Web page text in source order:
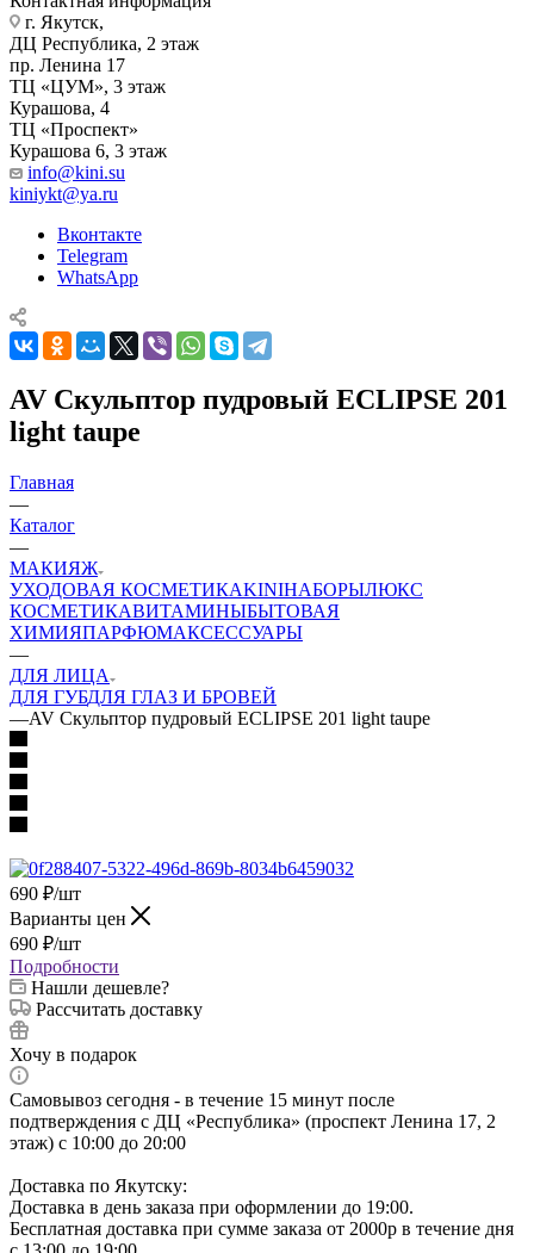
г. Якутск, ​‌
ДЦ Республика, 2 этаж
‌‌пр. Ленина 17
‌ТЦ «ЦУМ», 3 этаж
‌Курашова, 4
ТЦ «Проспект»
Курашова 6, 3 этаж
info@kini.su
kiniykt@ya.ru
Вконтакте
Telegram
WhatsApp
AV Скульптор пудровый ECLIPSE 201
light taupe
Главная
—
Каталог
—
МАКИЯЖ
УХОДОВАЯ КОСМЕТИКАKINIНАБОРЫЛЮКС
КОСМЕТИКАВИТАМИНЫБЫТОВАЯ
ХИМИЯПАРФЮМАКСЕССУАРЫ
—
ДЛЯ ЛИЦА
ДЛЯ ГУБДЛЯ ГЛАЗ И БРОВЕЙ
—AV Скульптор пудровый ECLIPSE 201 light taupe
690 ₽/шт
Варианты цен
690 ₽/шт
Подробности
Нашли дешевле?
Рассчитать доставку
Хочу в подарок
Самовывоз сегодня - в течение 15 минут после
подтверждения с ДЦ «Республика» (проспект Ленина 17, 2
этаж) с 10:00 до 20:00
Доставка по Якутску:
Доставка в день заказа при оформлении до 19:00.
Бесплатная доставка при сумме заказа от 2000р в течение дня